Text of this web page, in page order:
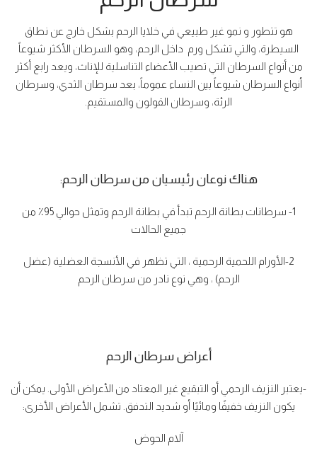
هو تتطور و نمو غير طبيعي في خلايا الرحم بشكل خارج عن نطاق
السيطرة، والتي تشكل ورم داخل الرحم، وهو السرطان الأكثر شيوعاً
من أنواع السرطان التي تصيب الأعضاء التناسلية للإناث، ويعد رابع أكثر
أنواع السرطان شيوعاً بين النساء عموماً، بعد سرطان الثدي، وسرطان
الرئة، وسرطان القولون والمستقيم.
هناك نوعان رئيسيان من سرطان الرحم:
1- سرطانات بطانة الرحم تبدأ في بطانة الرحم وتمثل حوالي 95٪ من
جميع الحالات
2-الأورام اللحمية الرحمية ، التي تظهر في الأنسجة العضلية (عضل
الرحم) ، وهي نوع نادر من سرطان الرحم
أعراض سرطان الرحم
-يعتبر النزيف الرحمي أو التبقيع غير المعتاد من الأعراض الأولى. يمكن أن
يكون النزيف خفيفًا ومائيًا أو شديد التدفق. تشمل الأعراض الأخرى:
آلام الحوض